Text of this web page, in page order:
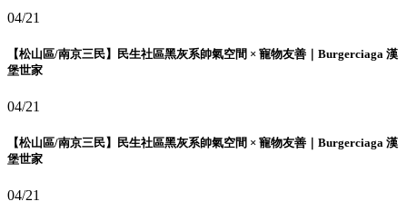
04/21
【松山區/南京三民】民生社區黑灰系帥氣空間 × 寵物友善｜Burgerciaga 漢
堡世家
04/21
【松山區/南京三民】民生社區黑灰系帥氣空間 × 寵物友善｜Burgerciaga 漢
堡世家
04/21